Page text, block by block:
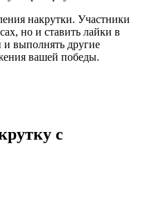
накрутки. Участники
но и ставить лайки в
и выполнять другие
вашей победы.
с